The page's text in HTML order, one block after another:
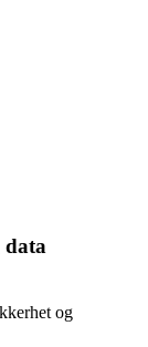
og